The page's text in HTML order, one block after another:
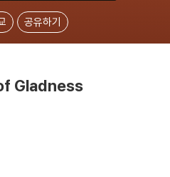
공유하기
Gladness